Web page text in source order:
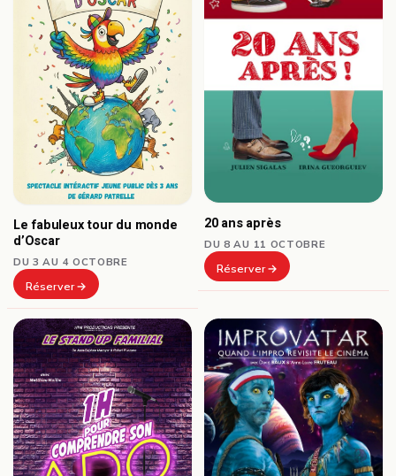
Le fabuleux tour du monde
d’Oscar
DU 3 AU 4 OCTOBRE
Réserver
20 ans après
DU 8 AU 11 OCTOBRE
Réserver